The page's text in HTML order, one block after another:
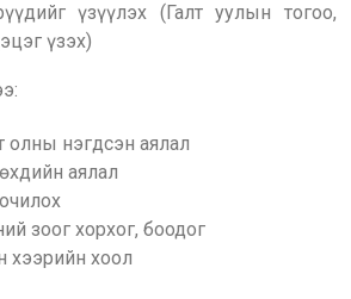
үзүүлэх (Галт уулын тогоо,
үзэх)
олны нэгдсэн аялал
аялал
зоог хорхог, боодог
хээрийн хоол